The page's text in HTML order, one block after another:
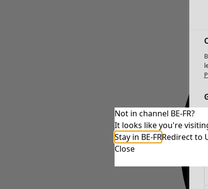
Not in channel BE-FR?
It looks like you're
Stay in BE-FRRedirect to
Close